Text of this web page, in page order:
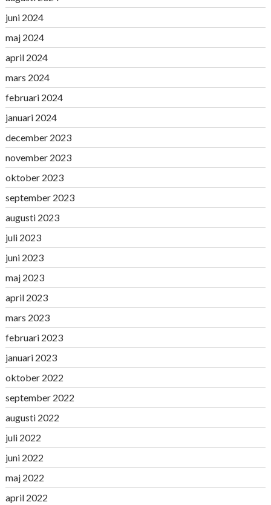
juni 2024
maj 2024
april 2024
mars 2024
februari 2024
januari 2024
december 2023
november 2023
oktober 2023
september 2023
augusti 2023
juli 2023
juni 2023
maj 2023
april 2023
mars 2023
februari 2023
januari 2023
oktober 2022
september 2022
augusti 2022
juli 2022
juni 2022
maj 2022
april 2022